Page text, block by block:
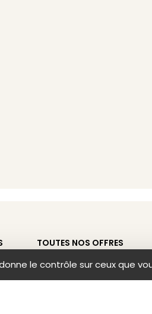
TOUTES NOS OFFRES
NOS OFFRES ET
le contrôle sur ceux que